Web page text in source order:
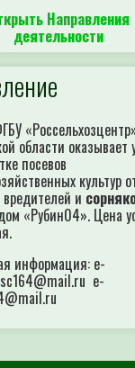
Направления
деятельности
области оказывает
посевов
культур
и
«Рубин04». Цена
информация: e-
e-